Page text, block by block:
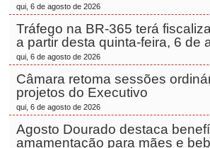
qui, 6 de agosto de 2026
Tráfego na BR-365 terá
a partir desta quinta-feira, 6 de
qui, 6 de agosto de 2026
Câmara retoma sessões
projetos do Executivo
qui, 6 de agosto de 2026
Agosto Dourado destaca
amamentação para mães e